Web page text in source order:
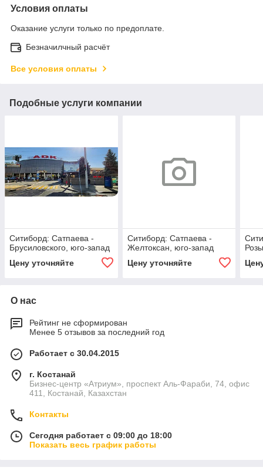
Условия оплаты
Оказание услуги только по предоплате.
Безначилчный расчёт
Все условия оплаты
Подобные услуги компании
Ситиборд: Сатпаева -
Брусиловского, юго-запад
Цену уточняйте
Ситиборд: Сатпаева -
Желтоксан, юго-запад
Цену уточняйте
О нас
Рейтинг не сформирован
Менее 5 отзывов за последний год
Работает с 30.04.2015
г. Костанай
Бизнес-центр «Атриум», проспект Аль-Фараби, 74, офис
411, Костанай, Казахстан
Контакты
Сегодня работает с 09:00 до 18:00
Показать весь график работы